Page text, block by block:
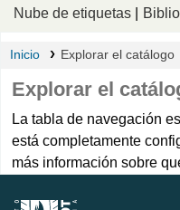
Nube de etiquetas
Inicio Explorar el catálogo
Explorar el
La tabla de navegación
está completamente
más información sobre